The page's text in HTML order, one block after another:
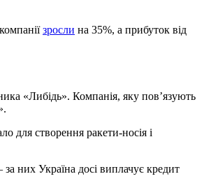
зросли на 35%, а прибуток від
«Либідь». Компанія, яку пов’язують
для створення ракети-носія і
них Україна досі виплачує кредит